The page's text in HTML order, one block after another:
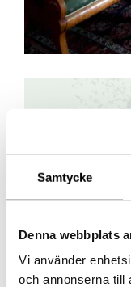
Samtycke
Denna webbplats
Vi använder
och annonserna till
Njut av